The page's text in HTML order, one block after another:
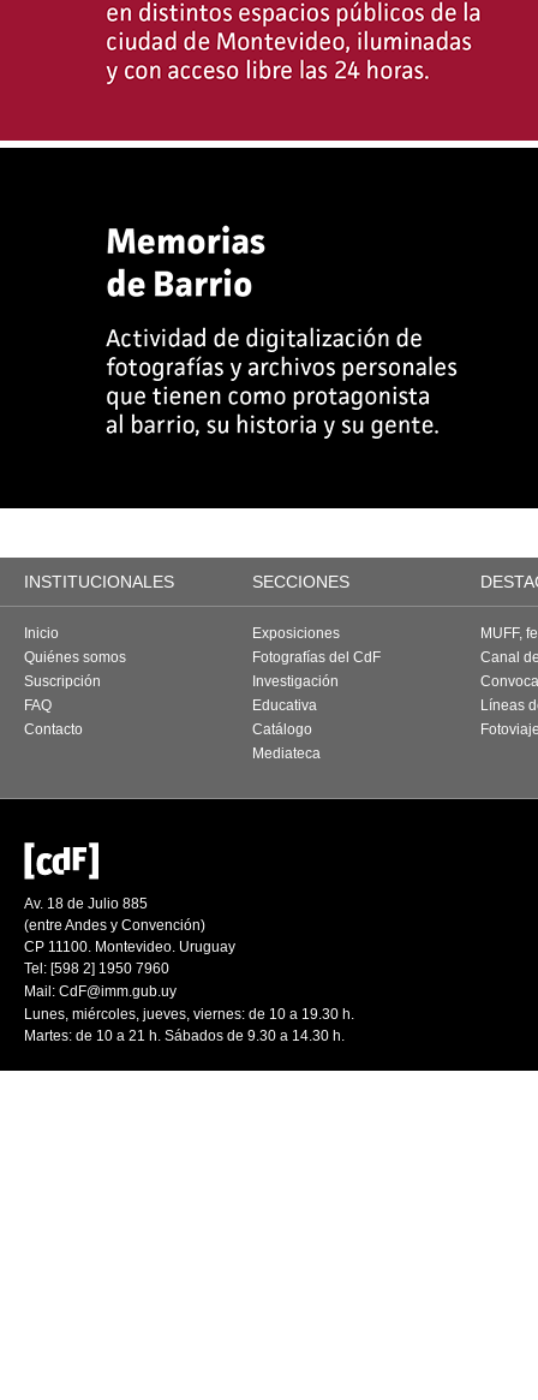
INSTITUCIONALES SECCIONES
Inicio
Quiénes somos
Suscripción
FAQ
Contacto
Exposiciones
Fotografías del CdF
Investigación
Educativa
Catálogo
Mediateca
MUFF,
Canal
Líneas
Av. 18 de Julio 885
(entre Andes y Convención)
CP 11100. Montevideo. Uruguay
Tel: [598 2] 1950 7960
Mail: CdF@imm.gub.uy
Lunes, miércoles, jueves, viernes: de 10 a 19.30 h.
Martes: de 10 a 21 h. Sábados de 9.30 a 14.30 h.